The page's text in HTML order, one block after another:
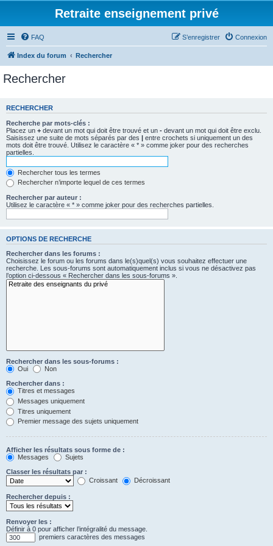
Retraite enseignement privé
FAQ Connexion
S’enregistrer
Index du forum Rechercher
Rechercher
RECHERCHER
Recherche par mots-clés :
Placez un + devant un mot qui doit être trouvé et un - devant un mot qui doit être exclu.
Saisissez une suite de mots séparés par des | entre crochets si uniquement un des
mots doit être trouvé. Utilisez le caractère « * » comme joker pour des recherches
partielles.
Rechercher tous les termes
Rechercher n’importe lequel de ces termes
Rechercher par auteur :
Utilisez le caractère « * » comme joker pour des recherches partielles.
OPTIONS DE RECHERCHE
Rechercher dans les forums :
Choisissez le forum ou les forums dans le(s)quel(s) vous souhaitez effectuer une
recherche. Les sous-forums sont automatiquement inclus si vous ne désactivez pas
l’option ci-dessous « Rechercher dans les sous-forums ».
Rechercher dans les sous-forums :
Oui
Non
Rechercher dans :
Titres et messages
Messages uniquement
Titres uniquement
Premier message des sujets uniquement
Afficher les résultats sous forme de :
Messages
Sujets
Classer les résultats par :
Croissant
Décroissant
Rechercher depuis :
Renvoyer les :
Définir à 0 pour afficher l’intégralité du message.
premiers caractères des messages